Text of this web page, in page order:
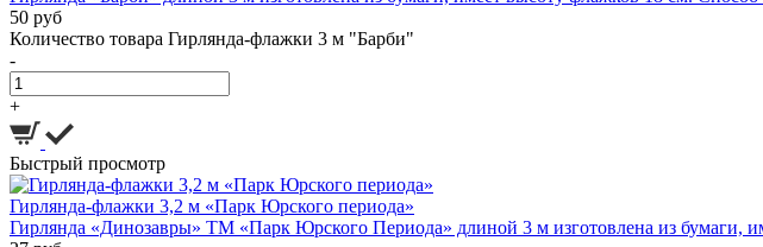
50 руб
Количество товара Гирлянда-флажки 3 м "Барби"
-
+
Быстрый просмотр
Гирлянда-флажки 3,2 м «Парк Юрского периода»
Гирлянда «Динозавры» ТМ «Парк Юрского Периода» длиной 3 м изготовлена из бумаги,